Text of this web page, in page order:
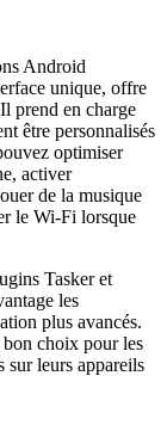
Android
unique, offre
prend en charge
être personnalisés
optimiser
activer
de la musique
le Wi-Fi lorsque
Tasker et
les
plus avancés.
choix pour les
sur leurs appareils